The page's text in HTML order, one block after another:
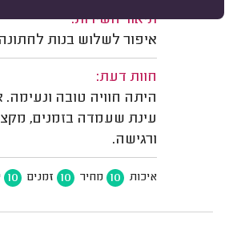
תיאור השירות:
איפור לשלוש בנות
חוות דעת:
היתה חוויה טובה
עינת שעמדה בזמנים,
ורגישה.
איכות 10 מחיר 10 זמנים 10